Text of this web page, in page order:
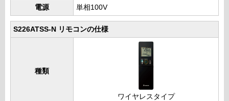
電源 単相100V
S226ATSS-N リモコンの仕様
種類
ワイヤレスタイプ